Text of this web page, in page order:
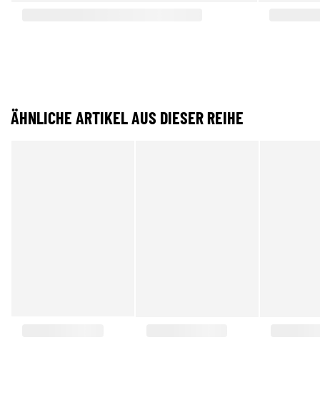
ÄHNLICHE ARTIKEL AUS DIESER REIHE